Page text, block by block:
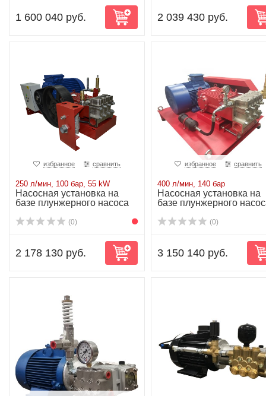
1 600 040 руб. 2 039 430 руб.
избранное сравнить
250 л/мин, 100 бар, 55 kW
Насосная установка на
базе плунжерного насоса
(0)
2 178 130 руб.
избранное сравнить
400 л/мин, 140 бар
Насосная установка на
базе плунжерного
(0)
3 150 140 руб.